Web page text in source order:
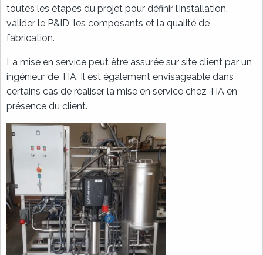
toutes les étapes du projet pour définir l’installation,
valider le P&ID, les composants et la qualité de
fabrication.
La mise en service peut être assurée sur site client par un
ingénieur de TIA. Il est également envisageable dans
certains cas de réaliser la mise en service chez TIA en
présence du client.